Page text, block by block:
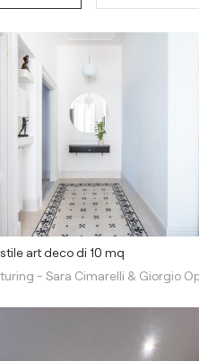
art deco di 10 mq
- Sara Cimarelli & Giorgio